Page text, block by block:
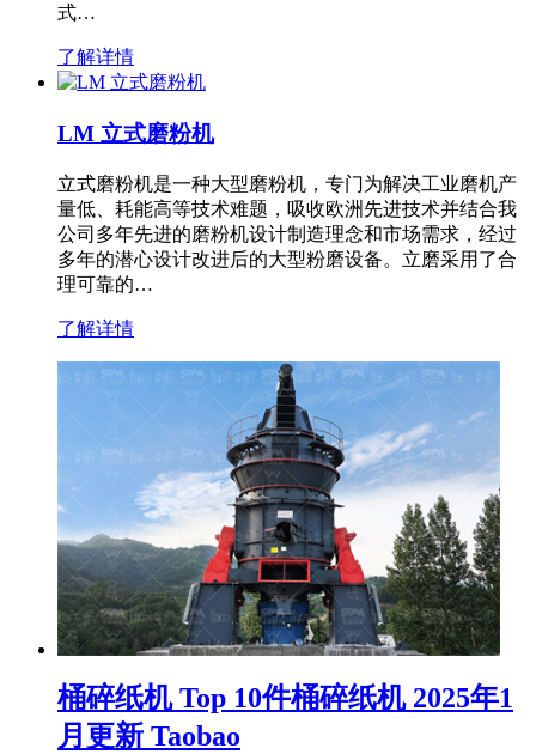
式…
了解详情
LM 立式磨粉机
立式磨粉机是一种大型磨粉机，专门为解决工业磨机产
量低、耗能高等技术难题，吸收欧洲先进技术并结合我
公司多年先进的磨粉机设计制造理念和市场需求，经过
多年的潜心设计改进后的大型粉磨设备。立磨采用了合
理可靠的…
了解详情
桶碎纸机 Top 10件桶碎纸机 2025年1
月更新 Taobao